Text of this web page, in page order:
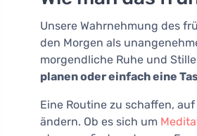
Unsere Wahrnehmung des
den Morgen als
morgendliche Ruhe und Stille
planen oder einfach eine
Eine Routine zu schaffen,
ändern. Ob es sich um